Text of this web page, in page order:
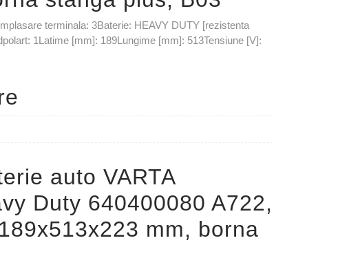
terminala: 3Baterie: HEAVY DUTY [rezistenta
1Latime [mm]: 189Lungime [mm]: 513Tensiune [V]:
auto VARTA
Duty 640400080 A722,
mm, borna